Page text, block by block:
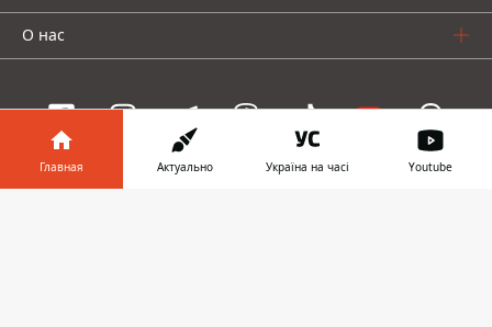
О нас
Главная Актуально Україна на часі Youtube